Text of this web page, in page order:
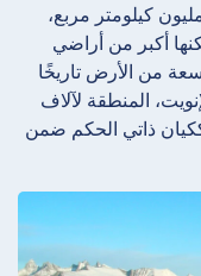
الدنمارك. بمساحة تبلغ حوالي 2.2 مليون كيلومتر مربع،
أكبر من أراضي
من الأرض تاريخًا
المنطقة لآلاف
ككيان ذاتي الحكم ضمن